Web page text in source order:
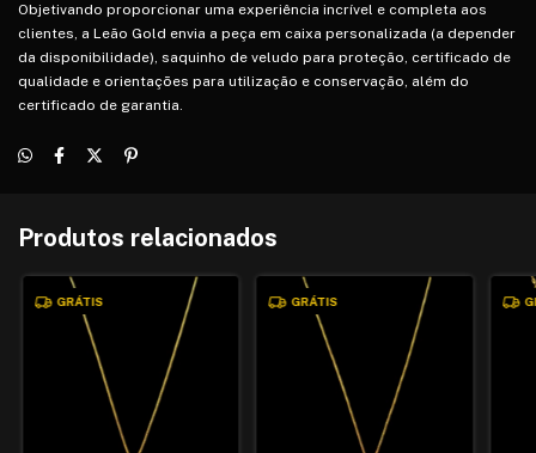
Objetivando proporcionar uma experiência incrível e completa aos
clientes, a Leão Gold envia a peça em caixa personalizada (a depender
da disponibilidade), saquinho de veludo para proteção, certificado de
qualidade e orientações para utilização e conservação, além do
certificado de garantia.
Produtos relacionados
GRÁTIS GRÁTIS